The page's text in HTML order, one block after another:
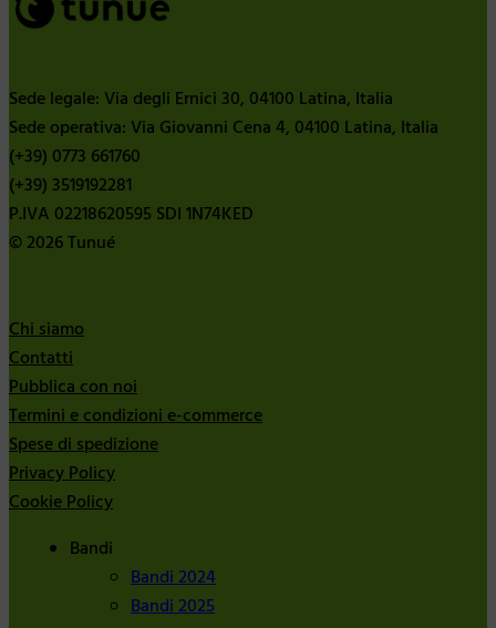
Sede legale: Via degli Ernici 30, 04100 Latina, Italia
Sede operativa: Via Giovanni Cena 4, 04100 Latina, Italia
(+39) 0773 661760
(+39) 3519192281
P.IVA 02218620595 SDI 1N74KED
© 2026 Tunué
Chi siamo
Contatti
Pubblica con noi
Termini e condizioni e-commerce
Spese di spedizione
Privacy Policy
Cookie Policy
Bandi
Bandi 2024
Bandi 2025